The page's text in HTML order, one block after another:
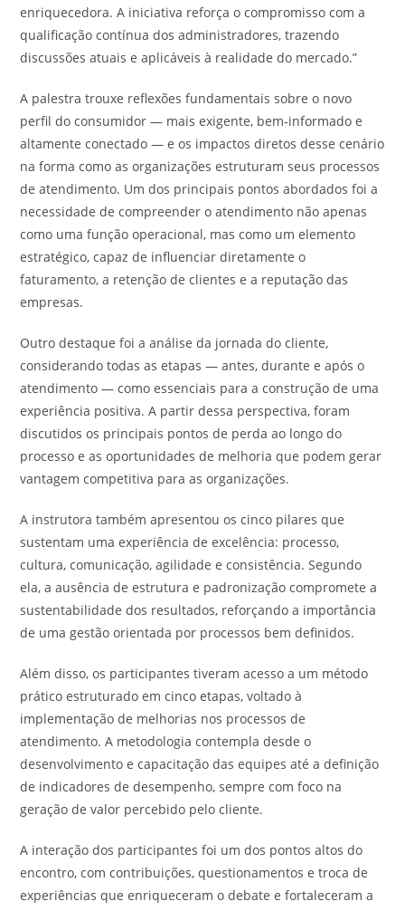
enriquecedora. A iniciativa reforça o compromisso com a
qualificação contínua dos administradores, trazendo
discussões atuais e aplicáveis à realidade do mercado.”
A palestra trouxe reflexões fundamentais sobre o novo
perfil do consumidor — mais exigente, bem-informado e
altamente conectado — e os impactos diretos desse cenário
na forma como as organizações estruturam seus processos
de atendimento. Um dos principais pontos abordados foi a
necessidade de compreender o atendimento não apenas
como uma função operacional, mas como um elemento
estratégico, capaz de influenciar diretamente o
faturamento, a retenção de clientes e a reputação das
empresas.
Outro destaque foi a análise da jornada do cliente,
considerando todas as etapas — antes, durante e após o
atendimento — como essenciais para a construção de uma
experiência positiva. A partir dessa perspectiva, foram
discutidos os principais pontos de perda ao longo do
processo e as oportunidades de melhoria que podem gerar
vantagem competitiva para as organizações.
A instrutora também apresentou os cinco pilares que
sustentam uma experiência de excelência: processo,
cultura, comunicação, agilidade e consistência. Segundo
ela, a ausência de estrutura e padronização compromete a
sustentabilidade dos resultados, reforçando a importância
de uma gestão orientada por processos bem definidos.
Além disso, os participantes tiveram acesso a um método
prático estruturado em cinco etapas, voltado à
implementação de melhorias nos processos de
atendimento. A metodologia contempla desde o
desenvolvimento e capacitação das equipes até a definição
de indicadores de desempenho, sempre com foco na
geração de valor percebido pelo cliente.
A interação dos participantes foi um dos pontos altos do
encontro, com contribuições, questionamentos e troca de
experiências que enriqueceram o debate e fortaleceram a